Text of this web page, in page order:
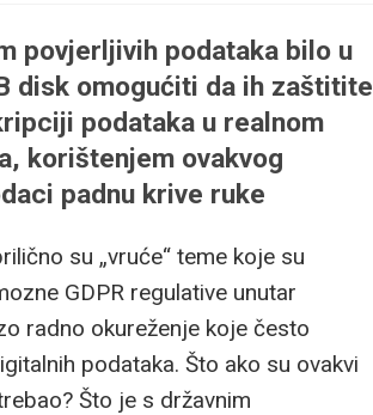
povjerljivih podataka bilo u
disk omogućiti da ih zaštitite
podataka u realnom
korištenjem ovakvog
padnu krive ruke
su „vruće“ teme koje su
GDPR regulative unutar
radno okureženje koje često
podataka. Što ako su ovakvi
Što je s državnim